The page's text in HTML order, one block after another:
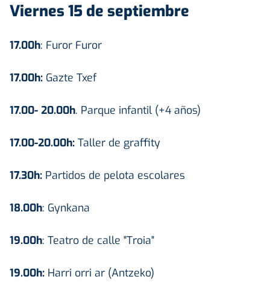
Viernes 15 de septiembre
17.00h: Furor Furor
17.00h: Gazte Txef
17.00- 20.00h. Parque infantil (+4 años)
17.00-20.00h: Taller de graffity
17.30h: Partidos de pelota escolares
18.00h: Gynkana
19.00h: Teatro de calle "Troia"
19.00h: Harri orri ar (Antzeko)